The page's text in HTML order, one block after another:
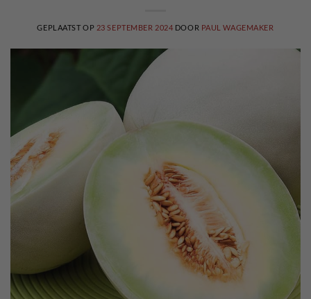
GEPLAATST OP 23 SEPTEMBER 2024 DOOR PAUL WAGEMAKER